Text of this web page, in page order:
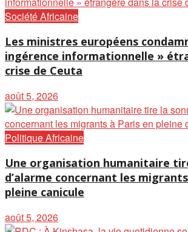
Société Africaine
Les ministres européens
ingérence informationnelle »
crise de Ceuta
août 5, 2026
Politique Africaine
Une organisation humanitaire
d’alarme concernant les
pleine canicule
août 5, 2026